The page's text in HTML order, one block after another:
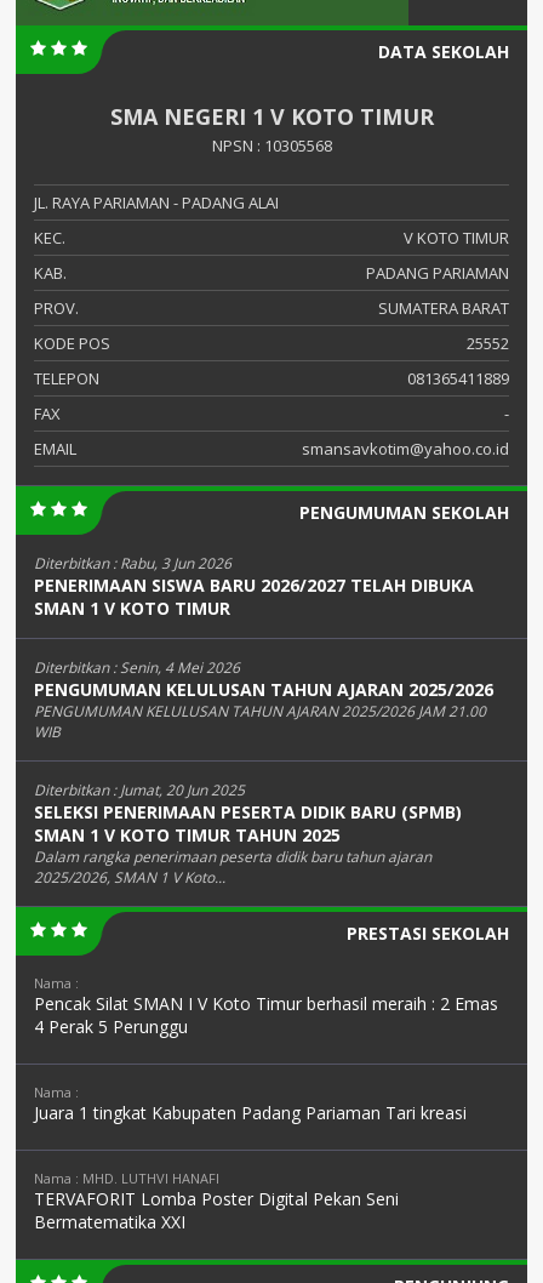
DATA SEKOLAH
SMA NEGERI 1 V KOTO TIMUR
NPSN : 10305568
JL. RAYA PARIAMAN - PADANG ALAI
KEC.
V KOTO TIMUR
KAB.
PADANG PARIAMAN
PROV.
SUMATERA BARAT
KODE POS
25552
TELEPON
081365411889
FAX
-
EMAIL
smansavkotim@yahoo.co.id
PENGUMUMAN SEKOLAH
Diterbitkan :Rabu, 3 Jun 2026
PENERIMAAN SISWA BARU 2026/2027 TELAH DIBUKA
SMAN 1 V KOTO TIMUR
Diterbitkan :Senin, 4 Mei 2026
PENGUMUMAN KELULUSAN TAHUN AJARAN 2025/2026
PENGUMUMAN KELULUSAN TAHUN AJARAN 2025/2026 JAM 21.00
WIB
Diterbitkan :Jumat, 20 Jun 2025
SELEKSI PENERIMAAN PESERTA DIDIK BARU (SPMB)
SMAN 1 V KOTO TIMUR TAHUN 2025
Dalam rangka penerimaan peserta didik baru tahun ajaran
2025/2026, SMAN 1 V Koto...
PRESTASI SEKOLAH
Nama :
Pencak Silat SMAN I V Koto Timur berhasil meraih : 2 Emas
4 Perak 5 Perunggu
Nama :
Juara 1 tingkat Kabupaten Padang Pariaman Tari kreasi
Nama : MHD. LUTHVI HANAFI
TERVAFORIT Lomba Poster Digital Pekan Seni
Bermatematika XXI